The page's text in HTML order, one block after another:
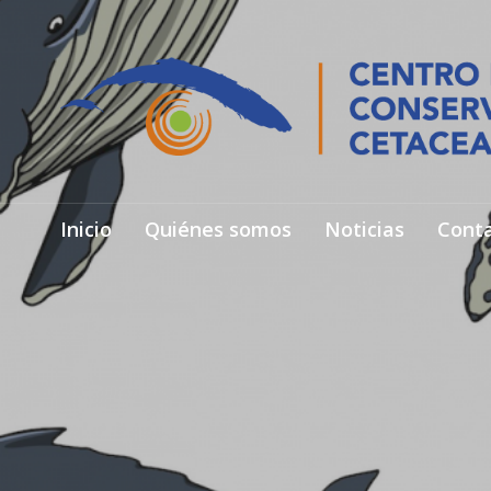
Inicio Quiénes somos Noticias